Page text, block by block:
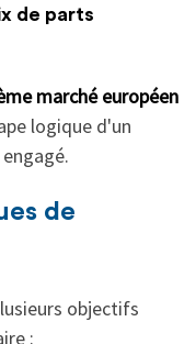
de parts
marché européen
logique d'un
de
objectifs
: